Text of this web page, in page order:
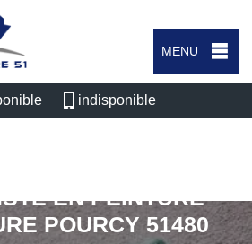
MENU
indisponible
EN PEINTURE
POURCY 51480